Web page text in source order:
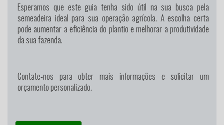
Esperamos que este guia tenha sido útil na sua busca pela
semeadeira ideal para sua operação agrícola. A escolha certa
pode aumentar a eficiência do plantio e melhorar a produtividade
da sua fazenda.
Contate-nos para obter mais informações e solicitar um
orçamento personalizado.